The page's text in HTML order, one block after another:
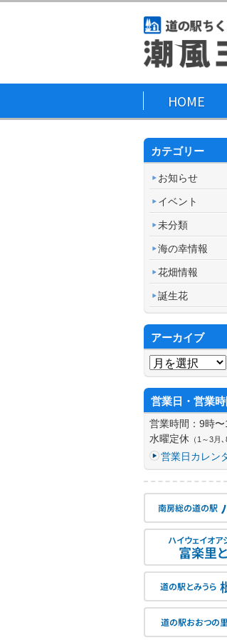
HOME
カテゴリー
お知らせ
イベント
未分類
海の幸情報
花畑情報
誕生花
アーカイブ
アーカイブ
営業日・営業
営業時間：9時
水曜定休 （1～3月
営業日カレン
南房総の道の駅
ハイウェイオ
富楽里
道の駅とみうら
道の駅おおつの里